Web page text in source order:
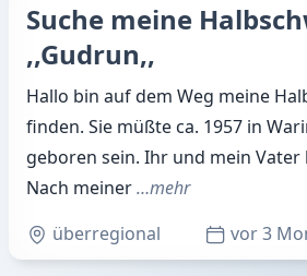
Suche meine
,,Gudrun,,
Hallo bin auf dem Weg meine
finden. Sie müßte ca. 1957 in
geboren sein. Ihr und mein Vater
Nach meiner…mehr
überregional
vor 3